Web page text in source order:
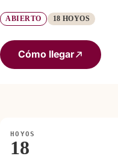
ABIERTO 18 HOYOS
Cómo llegar
HOYOS
18